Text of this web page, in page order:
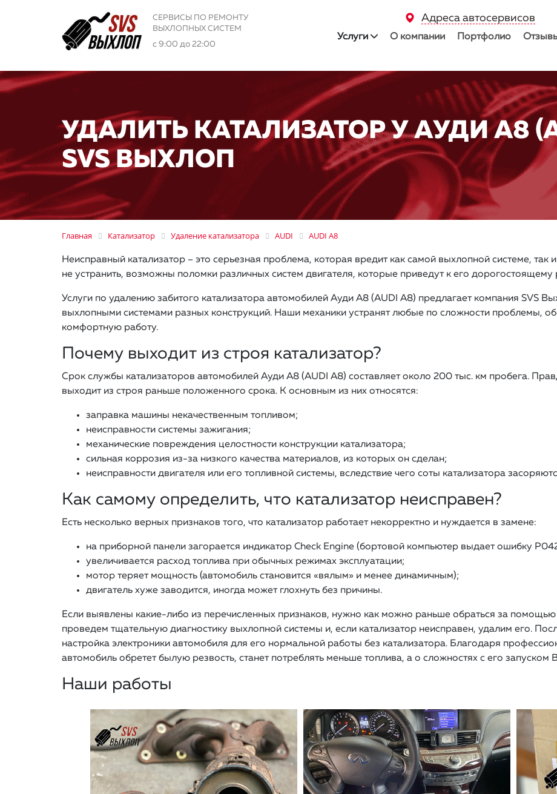
СЕРВИСЫ ПО РЕМОНТУ
ВЫХЛОПНЫХ СИСТЕМ
с 9:00 до 22:00
Адреса автосервисов
Услуги О компании Портфолио
УДАЛИТЬ КАТАЛИЗАТОР У АУДИ A8
SVS ВЫХЛОП
Главная Катализатор Удаление катализатора AUDI AUDI A8
Неисправный катализатор – это серьезная проблема, которая вредит как самой выхлопной системе,
не устранить, возможны поломки различных систем двигателя, которые приведут к его дорогостоящему
Услуги по удалению забитого катализатора автомобилей Ауди A8 (AUDI A8) предлагает компания SVS
выхлопными системами разных конструкций. Наши механики устранят любые по сложности проблемы,
комфортную работу.
Почему выходит из строя катализатор?
Срок службы катализаторов автомобилей Ауди A8 (AUDI A8) составляет около 200 тыс. км пробега.
выходит из строя раньше положенного срока. К основным из них относятся:
заправка машины некачественным топливом;
неисправности системы зажигания;
механические повреждения целостности конструкции катализатора;
сильная коррозия из-за низкого качества материалов, из которых он сделан;
неисправности двигателя или его топливной системы, вследствие чего соты катализатора
Как самому определить, что катализатор неисправен?
Есть несколько верных признаков того, что катализатор работает некорректно и нуждается в замене:
на приборной панели загорается индикатор Check Engine (бортовой компьютер выдает ошибку
увеличивается расход топлива при обычных режимах эксплуатации;
мотор теряет мощность (автомобиль становится «вялым» и менее динамичным);
двигатель хуже заводится, иногда может глохнуть без причины.
Если выявлены какие-либо из перечисленных признаков, нужно как можно раньше обраться за
проведем тщательную диагностику выхлопной системы и, если катализатор неисправен, удалим его.
настройка электроники автомобиля для его нормальной работы без катализатора. Благодаря
автомобиль обретет былую резвость, станет потреблять меньше топлива, а о сложностях с его запуском
Наши работы